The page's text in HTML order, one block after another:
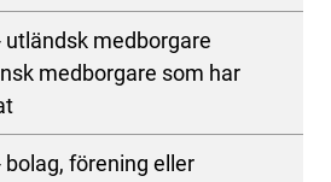
utländsk medborgare
medborgare som har
bolag, förening eller